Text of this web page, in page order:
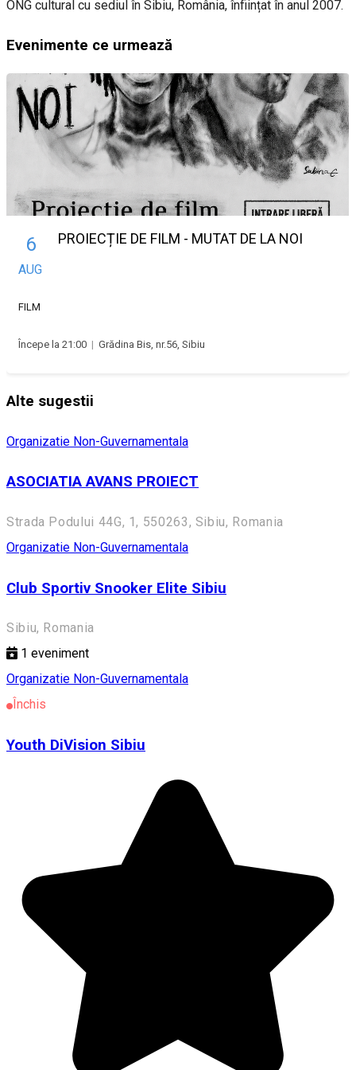
ONG cultural cu sediul în Sibiu, România, înființat în anul 2007.
Evenimente ce urmează
6
AUG
PROIECȚIE DE FILM - MUTAT DE LA NOI
FILM
Începe la 21:00 | Grădina Bis, nr.56, Sibiu
Alte sugestii
Organizatie Non-Guvernamentala
ASOCIATIA AVANS PROIECT
Strada Podului 44G, 1, 550263, Sibiu, Romania
Organizatie Non-Guvernamentala
Club Sportiv Snooker Elite Sibiu
Sibiu, Romania
1 eveniment
Organizatie Non-Guvernamentala
Închis
Youth DiVision Sibiu